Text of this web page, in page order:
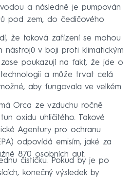
a následně je pumpován
pod zem, do čedičového
že taková zařízení se mohou
nástrojů v boji proti klimatickým
zase poukazují na fakt, že jde o
a může trvat celá
aby fungovala ve velkém
Orca ze vzduchu ročně
oxidu uhličitého. Takové
Agentury pro ochranu
odpovídá emisím, jaké za
870 osobních aut.
čističku. Pokud by je po
konečný výsledek by